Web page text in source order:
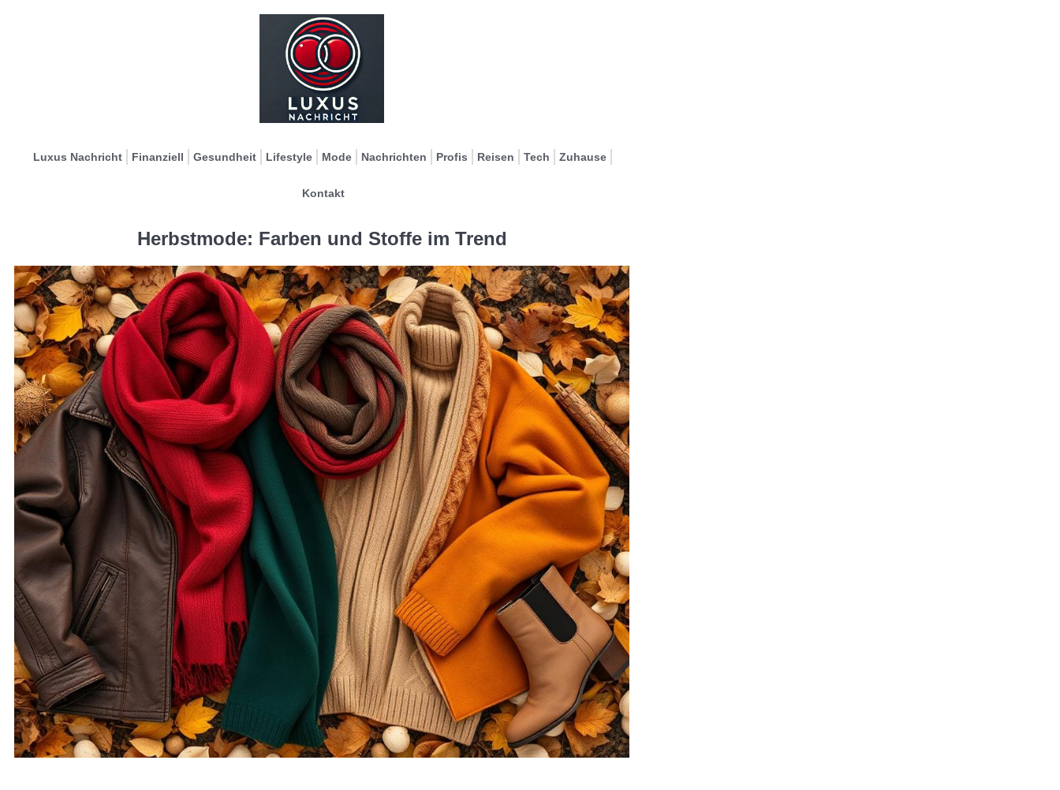
Luxus Nachricht Finanziell Gesundheit Lifestyle Mode Nachrichten Profis Reisen Tech Zuhause
Kontakt
Herbstmode: Farben und Stoffe im Trend